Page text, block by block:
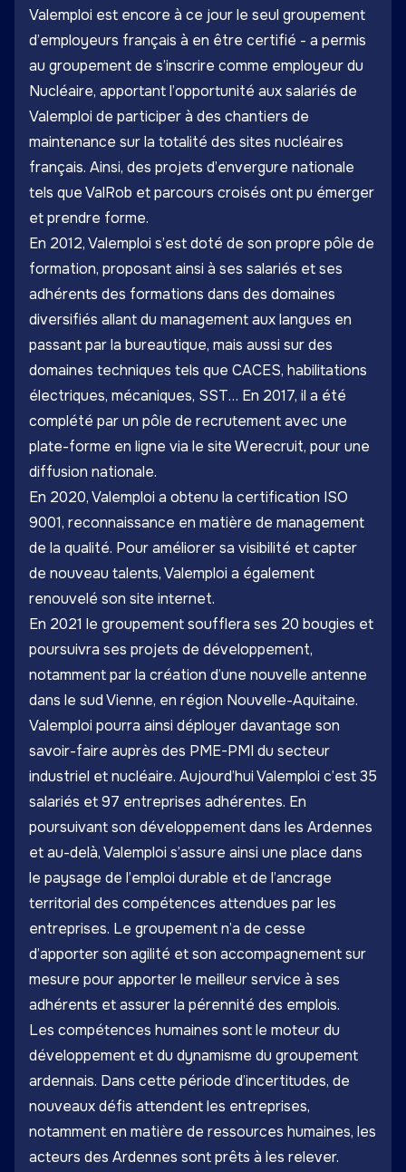
Valemploi est encore à ce jour le seul groupement
d’employeurs français à en être certifié - a permis
au groupement de s’inscrire comme employeur du
Nucléaire, apportant l’opportunité aux salariés de
Valemploi de participer à des chantiers de
maintenance sur la totalité des sites nucléaires
français. Ainsi, des projets d’envergure nationale
tels que ValRob et parcours croisés ont pu émerger
et prendre forme.
En 2012, Valemploi s’est doté de son propre pôle de
formation, proposant ainsi à ses salariés et ses
adhérents des formations dans des domaines
diversifiés allant du management aux langues en
passant par la bureautique, mais aussi sur des
domaines techniques tels que CACES, habilitations
électriques, mécaniques, SST… En 2017, il a été
complété par un pôle de recrutement avec une
plate-forme en ligne via le site Werecruit, pour une
diffusion nationale.
En 2020, Valemploi a obtenu la certification ISO
9001, reconnaissance en matière de management
de la qualité. Pour améliorer sa visibilité et capter
de nouveau talents, Valemploi a également
renouvelé son site internet.
En 2021 le groupement soufflera ses 20 bougies et
poursuivra ses projets de développement,
notamment par la création d’une nouvelle antenne
dans le sud Vienne, en région Nouvelle-Aquitaine.
Valemploi pourra ainsi déployer davantage son
savoir-faire auprès des PME-PMI du secteur
industriel et nucléaire. Aujourd’hui Valemploi c’est 35
salariés et 97 entreprises adhérentes. En
poursuivant son développement dans les Ardennes
et au-delà, Valemploi s’assure ainsi une place dans
le paysage de l’emploi durable et de l’ancrage
territorial des compétences attendues par les
entreprises. Le groupement n’a de cesse
d’apporter son agilité et son accompagnement sur
mesure pour apporter le meilleur service à ses
adhérents et assurer la pérennité des emplois.
Les compétences humaines sont le moteur du
développement et du dynamisme du groupement
ardennais. Dans cette période d’incertitudes, de
nouveaux défis attendent les entreprises,
notamment en matière de ressources humaines, les
acteurs des Ardennes sont prêts à les relever.